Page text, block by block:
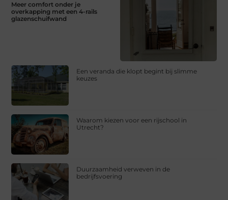
Meer comfort onder je
overkapping met een 4-rails
glazenschuifwand
Een veranda die klopt begint bij slimme
keuzes
Waarom kiezen voor een rijschool in
Utrecht?
Duurzaamheid verweven in de
bedrijfsvoering